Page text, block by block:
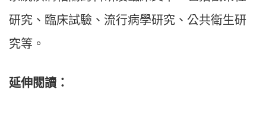
研究、臨床試驗、流行病學研究、公共衛生研
究等。
延伸閱讀：